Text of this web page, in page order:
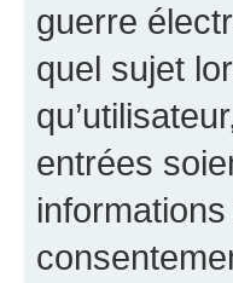
guerre
quel sujet
entrées